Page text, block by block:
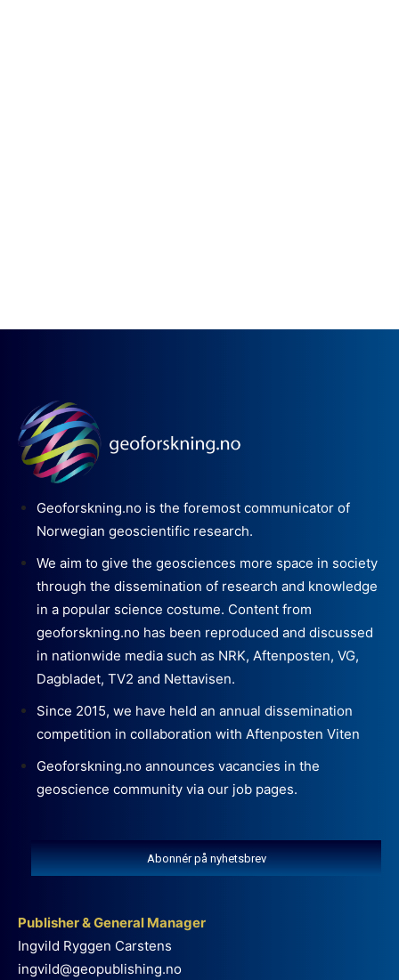
Geoforskning.no is the foremost communicator of
Norwegian geoscientific research.
We aim to give the geosciences more space in society
through the dissemination of research and knowledge
in a popular science costume. Content from
geoforskning.no has been reproduced and discussed
in nationwide media such as NRK, Aftenposten, VG,
Dagbladet, TV2 and Nettavisen.
Since 2015, we have held an annual dissemination
competition in collaboration with Aftenposten Viten
Geoforskning.no announces vacancies in the
geoscience community via our job pages.
Abonnér på nyhetsbrev
Publisher & General Manager
Ingvild Ryggen Carstens
ingvild@geopublishing.no